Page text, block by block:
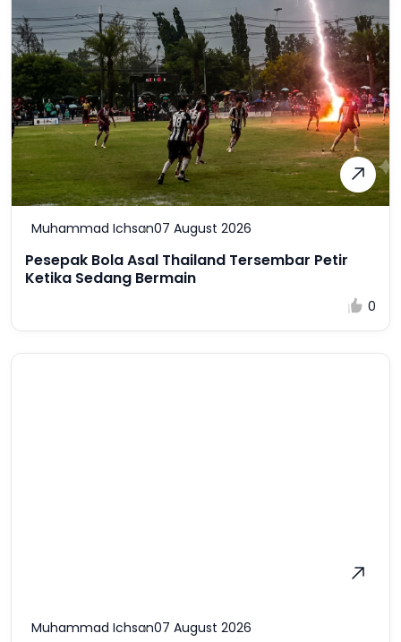
Muhammad Ichsan07 August 2026
Pesepak Bola Asal Thailand Tersembar Petir
Ketika Sedang Bermain
0
Muhammad Ichsan07 August 2026